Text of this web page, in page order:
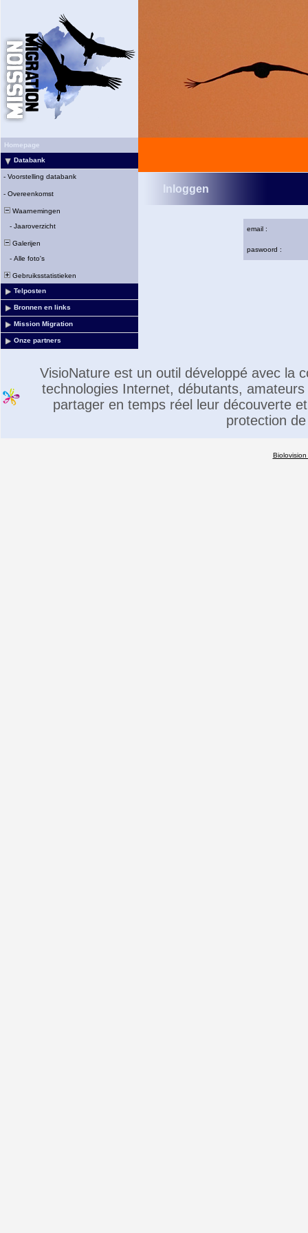
Homepage
Databank
- Voorstelling databank
- Overeenkomst
Waarnemingen
- Jaaroverzicht
Galerijen
- Alle foto's
Gebruiksstatistieken
Telposten
Bronnen en links
Mission Migration
Onze partners
Inloggen
email :
paswoord :
VisioNature est un outil développé avec la
technologies Internet, débutants,
partager en temps réel leur découverte
protection
Biolovision